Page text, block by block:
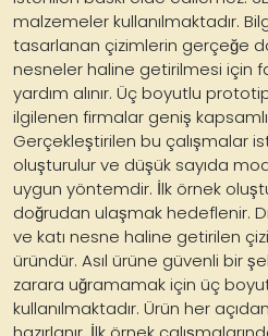
malzemeler kullanılmaktadır.
tasarlanan çizimlerin gerçeğe
nesneler haline getirilmesi için
yardım alınır. Üç boyutlu
ilgilenen firmalar geniş
Gerçekleştirilen bu çalışmalar
oluşturulur ve düşük sayıda
uygun yöntemdir. İlk örnek
doğrudan ulaşmak hedeflenir.
ve katı nesne haline getirilen
üründür. Asıl ürüne güvenli bir
zarara uğramamak için üç
kullanılmaktadır. Ürün her